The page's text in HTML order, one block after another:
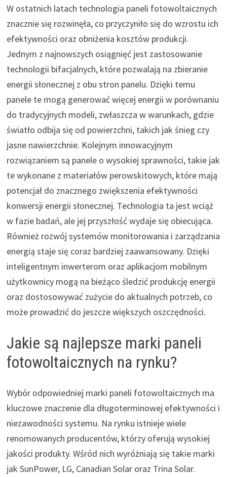
W ostatnich latach technologia paneli fotowoltaicznych
znacznie się rozwinęła, co przyczyniło się do wzrostu ich
efektywności oraz obniżenia kosztów produkcji.
Jednym z najnowszych osiągnięć jest zastosowanie
technologii bifacjalnych, które pozwalają na zbieranie
energii słonecznej z obu stron panelu. Dzięki temu
panele te mogą generować więcej energii w porównaniu
do tradycyjnych modeli, zwłaszcza w warunkach, gdzie
światło odbija się od powierzchni, takich jak śnieg czy
jasne nawierzchnie. Kolejnym innowacyjnym
rozwiązaniem są panele o wysokiej sprawności, takie jak
te wykonane z materiałów perowskitowych, które mają
potencjał do znacznego zwiększenia efektywności
konwersji energii słonecznej. Technologia ta jest wciąż
w fazie badań, ale jej przyszłość wydaje się obiecująca.
Również rozwój systemów monitorowania i zarządzania
energią staje się coraz bardziej zaawansowany. Dzięki
inteligentnym inwerterom oraz aplikacjom mobilnym
użytkownicy mogą na bieżąco śledzić produkcję energii
oraz dostosowywać zużycie do aktualnych potrzeb, co
może prowadzić do jeszcze większych oszczędności.
Jakie są najlepsze marki paneli
fotowoltaicznych na rynku?
Wybór odpowiedniej marki paneli fotowoltaicznych ma
kluczowe znaczenie dla długoterminowej efektywności i
niezawodności systemu. Na rynku istnieje wiele
renomowanych producentów, którzy oferują wysokiej
jakości produkty. Wśród nich wyróżniają się takie marki
jak SunPower, LG, Canadian Solar oraz Trina Solar.